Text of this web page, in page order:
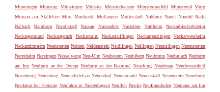
Munningen Münsing Münsingen Münster Münsterhausen Münstermaifeld Münstertal Murg
Murnau am Staffelsee Murr Murrhardt Mutlangen Mutterstadt Nabburg Nagel Nagold Naila
Nalbach
Namborn Nandlstadt Nassau Nassenfels Nastätten Nattheim
Neckarbischofsheim
Neckargemünd Neckargerach Neckarsulm Neckartailfingen Neckartenzlingen Neckarwestheim
Neckarzimmern Neenstetten Nehren Neidenstein Neidlingen Nellingen Nennslingen Nerenstetten
Neresheim Nersingen Nesselwang Neu-Ulm Neubeuern Neubiberg Neubrunn Neubulach Neuburg
am Inn Neuburg an der Donau Neuburg an der Kammel Neuching Neudenau Neudrossenfeld
Neuenburg Neuenbürg Neuendettelsau Neuendorf Neuenmarkt Neuenstadt Neuenstein Neuerburg
Neufahrn bei Freising Neufahrn in Niederbayern Neuffen Neufra Neufraunhofen Neuhaus am Inn